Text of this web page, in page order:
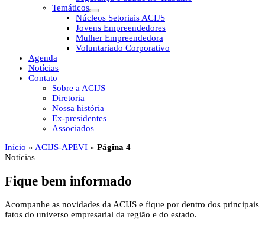
Temáticos
Núcleos Setoriais ACIJS
Jovens Empreendedores
Mulher Empreendedora
Voluntariado Corporativo
Agenda
Notícias
Contato
Sobre a ACIJS
Diretoria
Nossa história
Ex-presidentes
Associados
Início » ACIJS-APEVI » Página 4
Notícias
Fique bem informado
Acompanhe as novidades da ACIJS e fique por dentro dos principais
fatos do universo empresarial da região e do estado.